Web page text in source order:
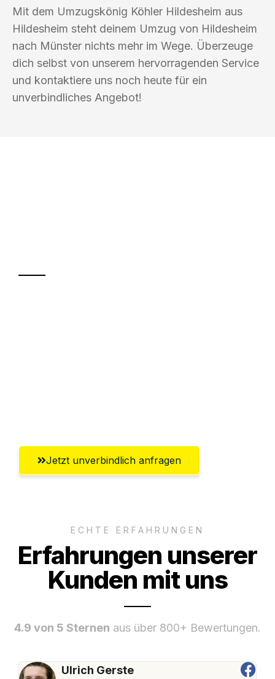
Mit dem Umzugskönig Köhler Hildesheim aus
Hildesheim steht deinem Umzug von Hildesheim
nach Münster nichts mehr im Wege. Überzeuge
dich selbst von unserem hervorragenden Service
und kontaktiere uns noch heute für ein
unverbindliches Angebot!
Jetzt unverbindlich anfragen
ECHTE ERFAHRUNGEN
Erfahrungen unserer
Kunden mit uns
4.9 von 5 Sternen aus über 800+ Bewertungen.
Ulrich Gerste